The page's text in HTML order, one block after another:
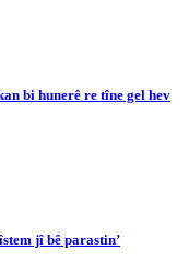
bi hunerê re tîne gel hev
jî bê parastin’